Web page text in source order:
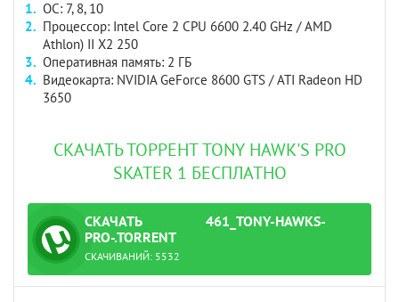
ОС: 7, 8, 10
Процессор: Intel Core 2 CPU 6600 2.40 GHz / AMD
Athlon) II X2 250
Оперативная память: 2 ГБ
Видеокарта: NVIDIA GeForce 8600 GTS / ATI Radeon HD
3650
СКАЧАТЬ ТОРРЕНТ TONY HAWK'S PRO
SKATER 1 БЕСПЛАТНО
СКАЧАТЬ
ТОРРЕНТ
461_TONY-HAWKS-
PRO-.TORRENT
СКАЧИВАНИЙ: 5532